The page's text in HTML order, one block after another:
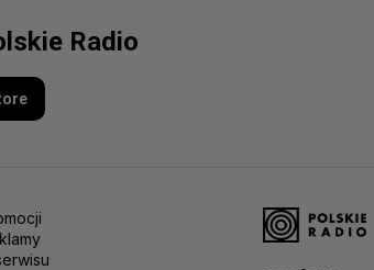
Radio